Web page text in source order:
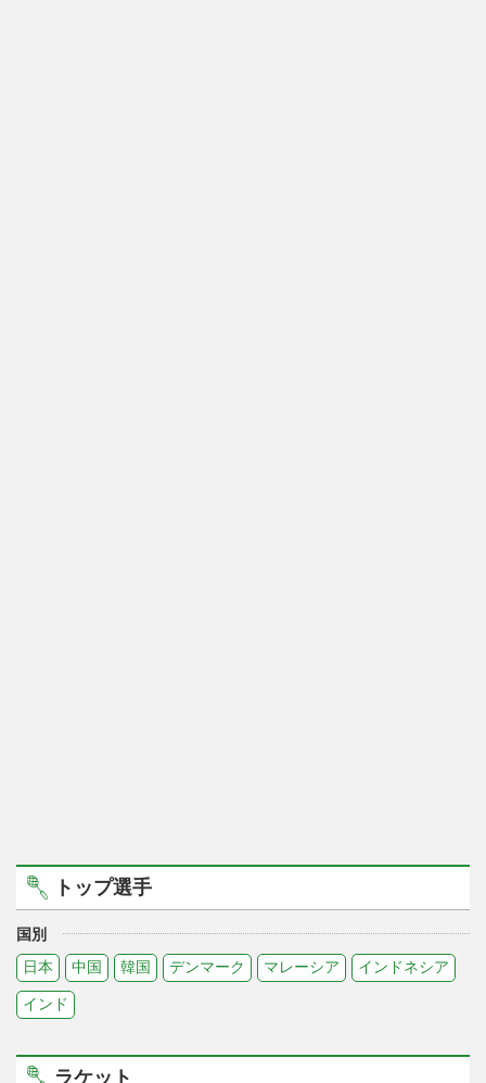
トップ選手
国別
日本
中国 韓国 デンマーク マレーシア インドネシア
インド
ラケット